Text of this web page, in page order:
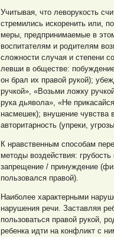
Учитывая, что леворукость
стремились искоренить или,
меры, предпринимаемые в
воспитателям и родителям
сложности случая и степени
левши в обществе:
он брал их правой рукой);
ручкой», «Возьми ложку
рука дьявола», «Не
насмешек); внушение чувства
авторитарность (упреки,
К нравственным способам
методы воздействия:
запрещение / принуждение
пользовался правой).
Наиболее характерными
нарушения речи. Заставляя
пользоваться правой рукой,
ребенка идти на конфликт с